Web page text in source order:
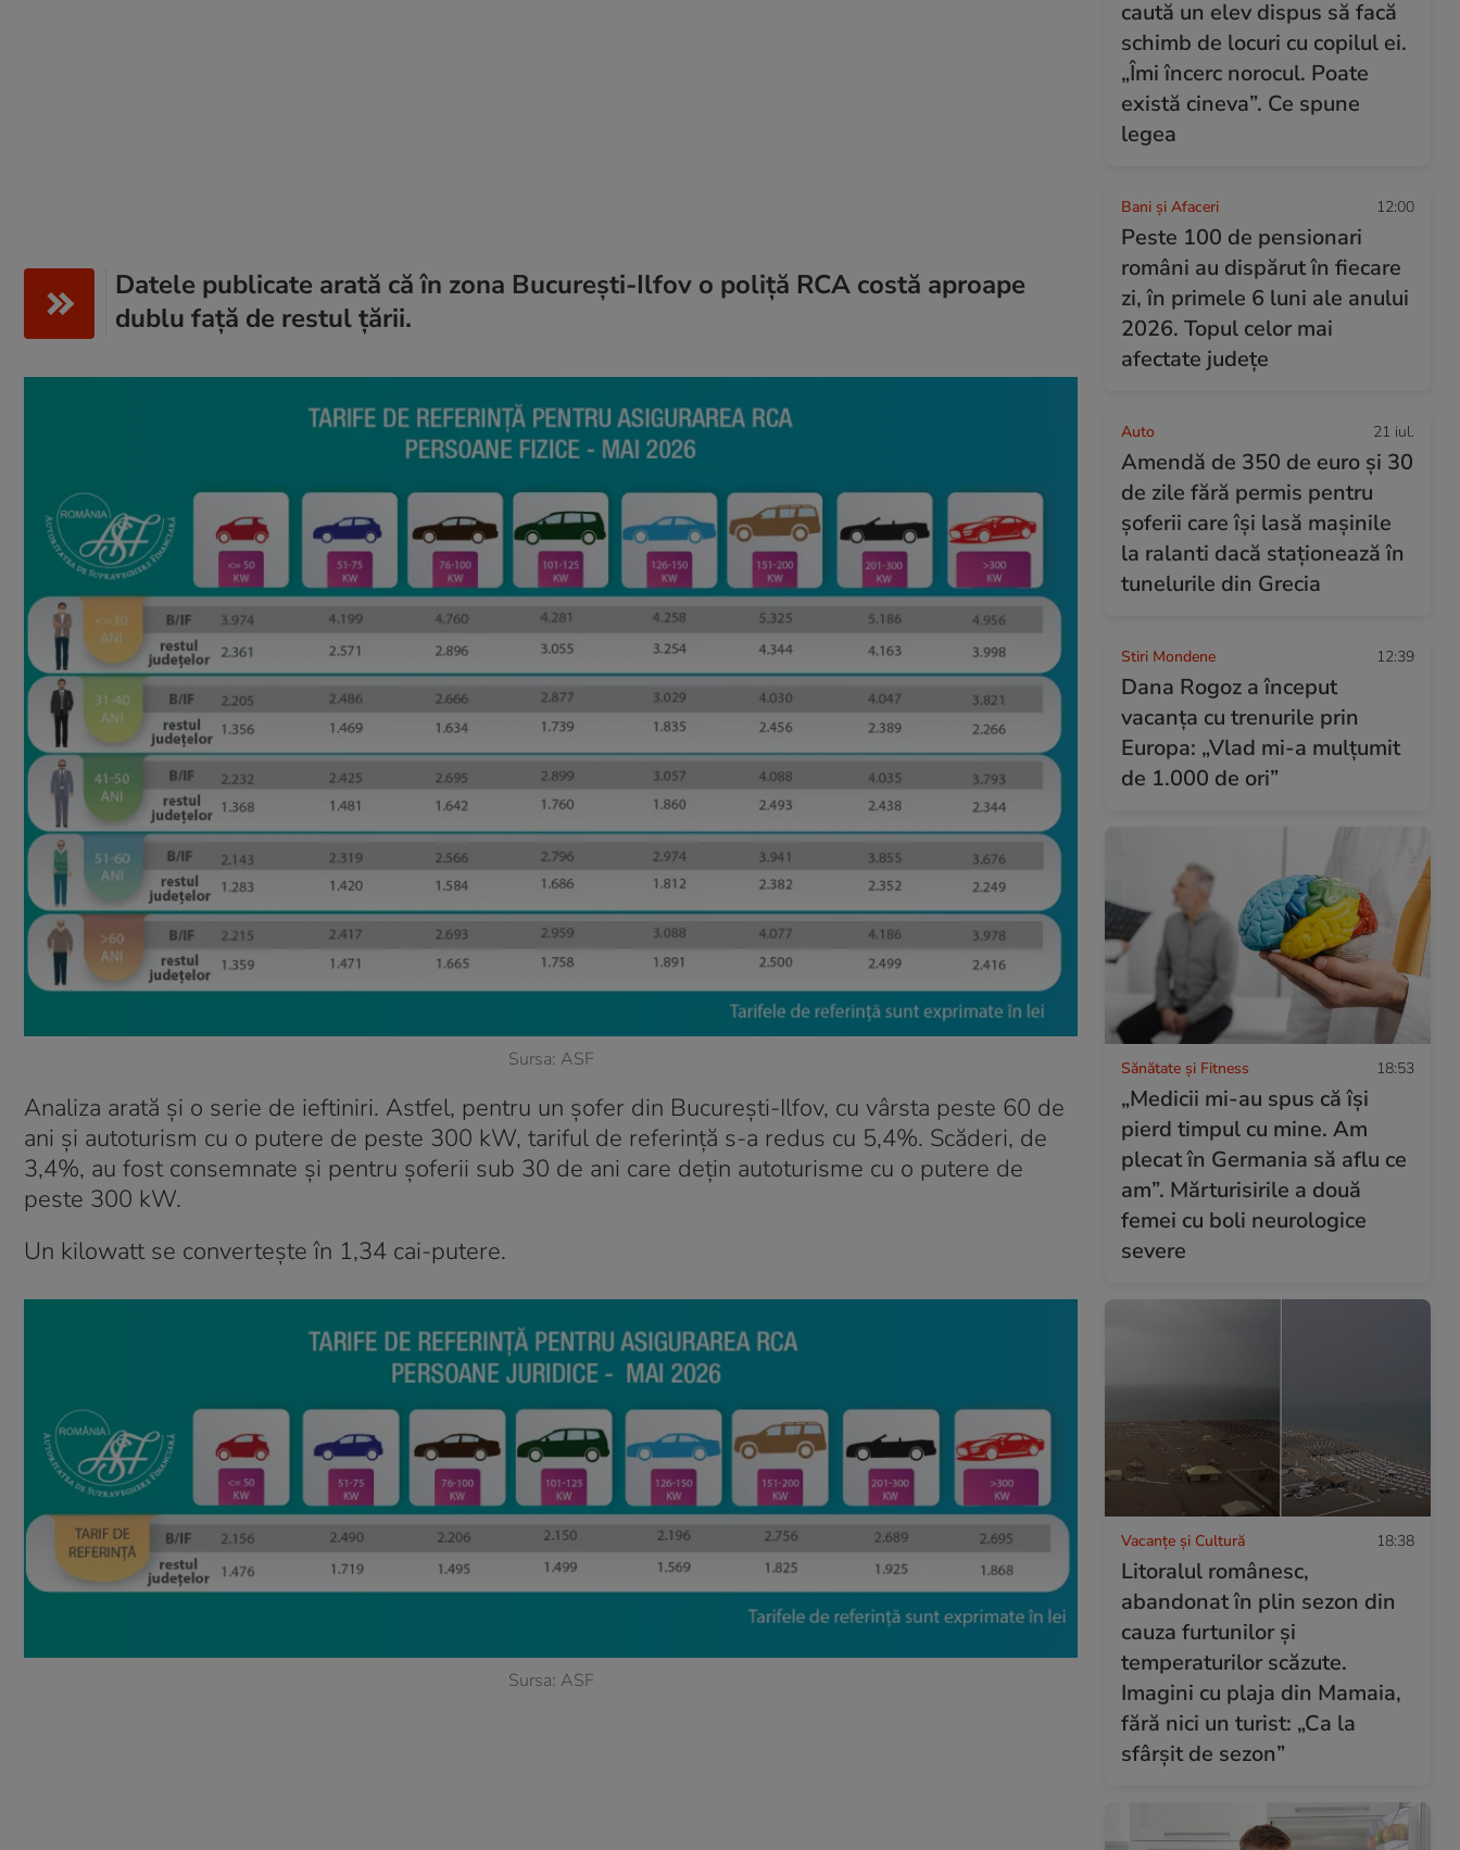
Datele publicate arată că în zona București-Ilfov o poliță RCA costă aproape
dublu față de restul țării.
Sursa: ASF
Analiza arată și o serie de ieftiniri. Astfel, pentru un șofer din București-Ilfov, cu vârsta peste 60 de
ani și autoturism cu o putere de peste 300 kW, tariful de referință s-a redus cu 5,4%. Scăderi, de
3,4%, au fost consemnate și pentru șoferii sub 30 de ani care dețin autoturisme cu o putere de
peste 300 kW.
Un kilowatt se convertește în 1,34 cai-putere.
Sursa: ASF
caută un elev dispus să facă
schimb de locuri cu copilul ei.
„Îmi încerc norocul. Poate
există cineva”. Ce spune
legea
Bani și Afaceri 12:00
Peste 100 de pensionari
români au dispărut în fiecare
zi, în primele 6 luni ale anului
2026. Topul celor mai
afectate județe
Auto 21 iul.
Amendă de 350 de euro și 30
de zile fără permis pentru
șoferii care își lasă mașinile
la ralanti dacă staționează în
tunelurile din Grecia
Stiri Mondene 12:39
Dana Rogoz a început
vacanța cu trenurile prin
Europa: „Vlad mi-a mulțumit
de 1.000 de ori”
Sănătate și Fitness 18:53
„Medicii mi-au spus că își
pierd timpul cu mine. Am
plecat în Germania să aflu ce
am”. Mărturisirile a două
femei cu boli neurologice
severe
Vacanțe și Cultură 18:38
Litoralul românesc,
abandonat în plin sezon din
cauza furtunilor și
temperaturilor scăzute.
Imagini cu plaja din Mamaia,
fără nici un turist: „Ca la
sfârșit de sezon”